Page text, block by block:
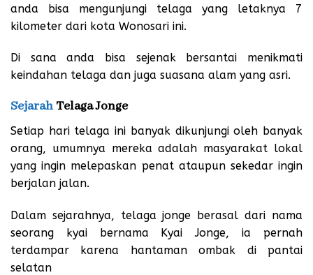
anda bisa mengunjungi telaga yang letaknya 7
kilometer dari kota Wonosari ini.
Di sana anda bisa sejenak bersantai menikmati
keindahan telaga dan juga suasana alam yang asri.
SejarahTelaga Jonge
Setiap hari telaga ini banyak dikunjungi oleh banyak
orang, umumnya mereka adalah masyarakat lokal
yang ingin melepaskan penat ataupun sekedar ingin
berjalan jalan.
Dalam sejarahnya, telaga jonge berasal dari nama
seorang kyai bernama Kyai Jonge, ia pernah
terdampar karena hantaman ombak di pantai
selatan